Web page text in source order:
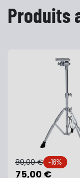
Produits
75,00 €
89,00 € -16%